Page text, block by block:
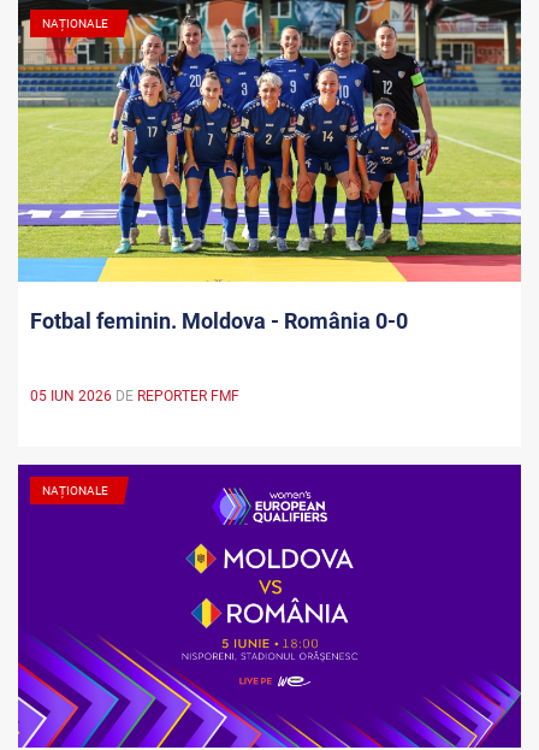
NAȚIONALE
Fotbal feminin. Moldova - România 0-0
05 IUN 2026 DE REPORTER FMF
NAȚIONALE